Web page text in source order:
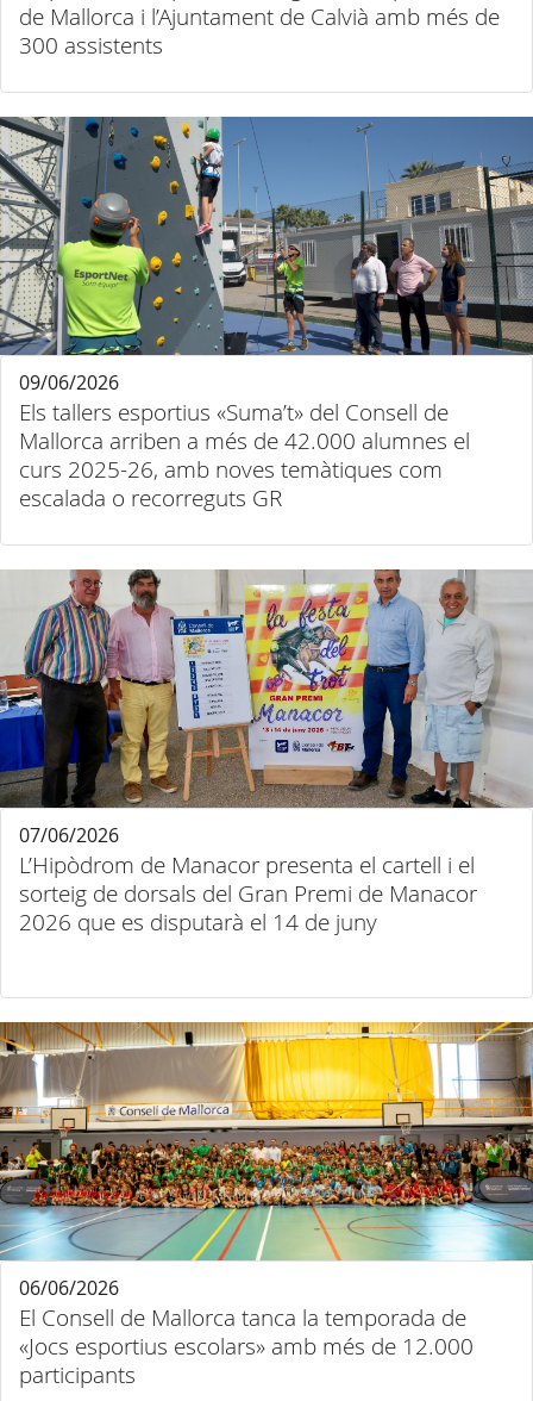
de Mallorca i l’Ajuntament de Calvià amb més de
300 assistents
Els tallers esportius «Suma’t» del Consell de
Mallorca arriben a més de 42.000 alumnes el
curs 2025-26, amb noves temàtiques com
escalada o recorreguts GR
09/06/2026
L’Hipòdrom de Manacor presenta el cartell i el
sorteig de dorsals del Gran Premi de Manacor
2026 que es disputarà el 14 de juny
07/06/2026
El Consell de Mallorca tanca la temporada de
«Jocs esportius escolars» amb més de 12.000
participants
06/06/2026